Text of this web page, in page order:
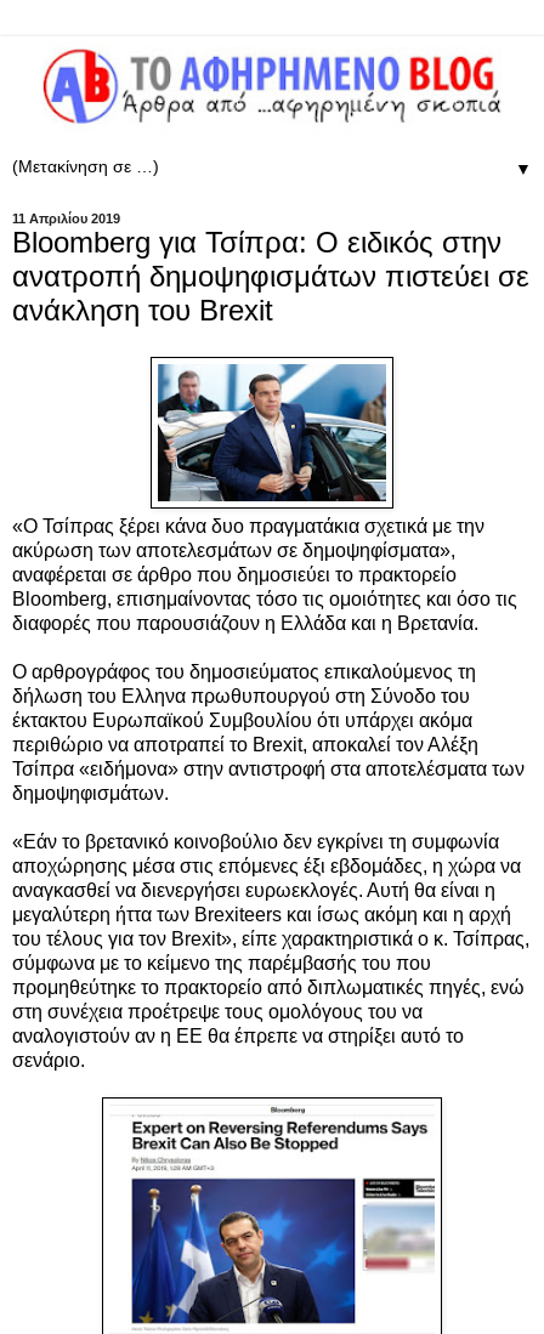
▼
11 Απριλίου 2019
Bloomberg για Τσίπρα: O ειδικός στην
ανατροπή δημοψηφισμάτων πιστεύει σε
ανάκληση του Brexit
«Ο Τσίπρας ξέρει κάνα δυο πραγματάκια σχετικά με την
ακύρωση των αποτελεσμάτων σε δημοψηφίσματα»,
αναφέρεται σε άρθρο που δημοσιεύει το πρακτορείο
Bloomberg, επισημαίνοντας τόσο τις ομοιότητες και όσο τις
διαφορές που παρουσιάζουν η Ελλάδα και η Βρετανία.
Ο αρθρογράφος του δημοσιεύματος επικαλούμενος τη
δήλωση του Ελληνα πρωθυπουργού στη Σύνοδο του
έκτακτου Ευρωπαϊκού Συμβουλίου ότι υπάρχει ακόμα
περιθώριο να αποτραπεί το Brexit, αποκαλεί τον Αλέξη
Τσίπρα «ειδήμονα» στην αντιστροφή στα αποτελέσματα των
δημοψηφισμάτων.
«Εάν το βρετανικό κοινοβούλιο δεν εγκρίνει τη συμφωνία
αποχώρησης μέσα στις επόμενες έξι εβδομάδες, η χώρα να
αναγκασθεί να διενεργήσει ευρωεκλογές. Αυτή θα είναι η
μεγαλύτερη ήττα των Brexiteers και ίσως ακόμη και η αρχή
του τέλους για τον Brexit», είπε χαρακτηριστικά ο κ. Τσίπρας,
σύμφωνα με το κείμενο της παρέμβασής του που
προμηθεύτηκε το πρακτορείο από διπλωματικές πηγές, ενώ
στη συνέχεια προέτρεψε τους ομολόγους του να
αναλογιστούν αν η ΕΕ θα έπρεπε να στηρίξει αυτό το
σενάριο.